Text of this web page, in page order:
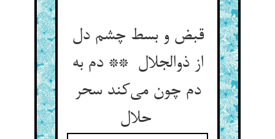
قبض و بسط چشم دل
از ذوالجلال ** دم به
دم چون می‌کند سحر
حلال